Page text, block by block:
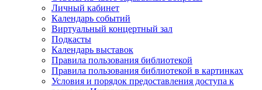
Личный кабинет
Календарь событий
Виртуальный концертный зал
Подкасты
Календарь выставок
Правила пользования библиотекой
Правила пользования библиотекой в картинках
Условия и порядок предоставления доступа к